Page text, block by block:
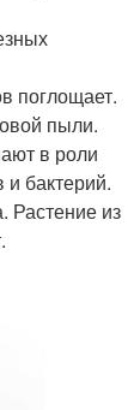
поглощает.
пыли.
в роли
и бактерий.
Растение из